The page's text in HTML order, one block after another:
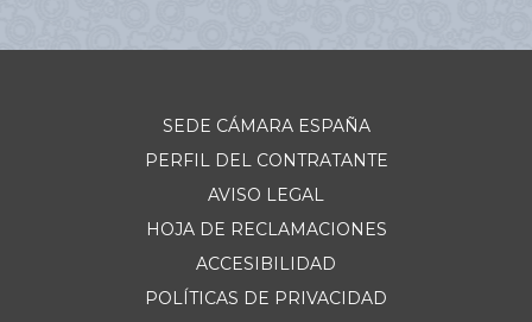
SEDE CÁMARA ESPAÑA
PERFIL DEL CONTRATANTE
AVISO LEGAL
HOJA DE RECLAMACIONES
ACCESIBILIDAD
POLÍTICAS DE PRIVACIDAD